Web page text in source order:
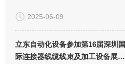
2025-06-09
立东自动化设备参加第16届深圳国
际连接器线缆线束及加工设备展览